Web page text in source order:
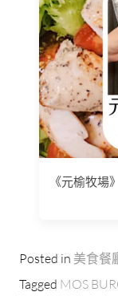
《元榆牧場
Posted in 美食餐
Tagged MOS